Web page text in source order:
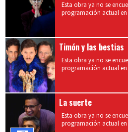
Esta obra ya no se
programación actual en
Timón y las bestias
Esta obra ya no se
programación actual en
La suerte
Esta obra ya no se
programación actual en